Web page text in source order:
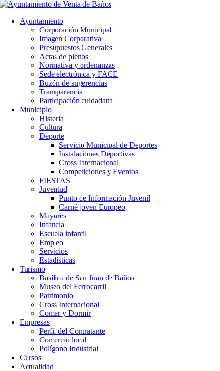
Ayuntamiento
Corporación Municipal
Imagen Corporativa
Presupuestos Generales
Actas de plenos
Normativa y ordenanzas
Sede electrónica y FACE
Buzón de sugerencias
Transparencia
Participación cuidadana
Municipio
Historia
Cultura
Deporte
Servicio Municipal de Deportes
Instalaciones Deportivas
Cross Internacional
Competiciones y Eventos
FIESTAS
Juventud
Punto de Información Juvenil
Carné joven Europeo
Mayores
Infancia
Escuela infantil
Empleo
Servicios
Estadísticas
Turismo
Basílica de San Juan de Baños
Museo del Ferrocarril
Patrimonio
Cross Internacional
Comer y Dormir
Empresas
Perfil del Contratante
Comercio local
Polígono Industrial
Cursos
Actualidad